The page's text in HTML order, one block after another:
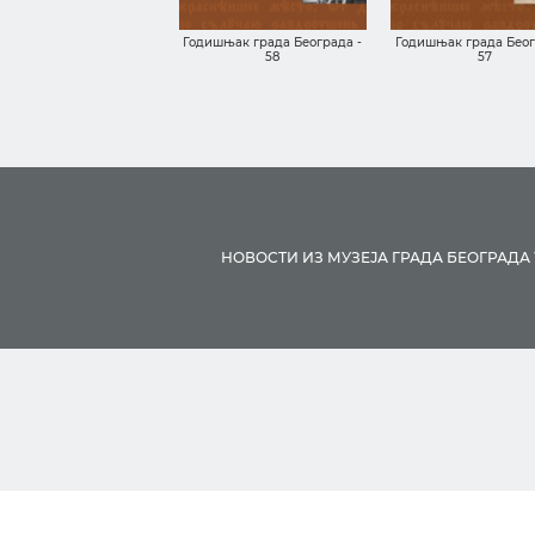
Годишњак града Београда -
58
Годишњак града
57
НОВОСТИ ИЗ МУЗЕЈА ГРАДА БЕОГРАДА